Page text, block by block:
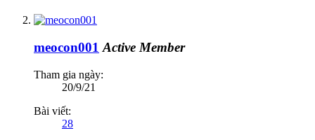
meocon001 Active Member
Tham gia ngày:
20/9/21
Bài viết:
28